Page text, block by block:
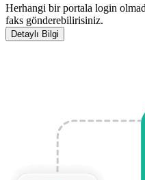
Herhangi bir portala login
faks gönderebilirisiniz.
Detaylı Bilgi